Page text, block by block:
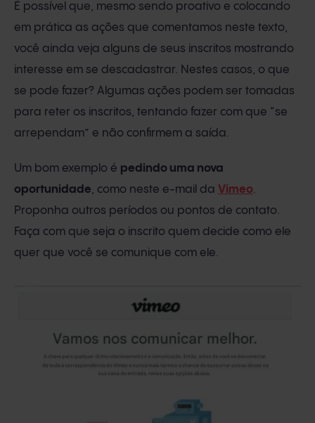
É possível que, mesmo sendo proativo e colocando
em prática as ações que comentamos neste texto,
você ainda veja alguns de seus inscritos mostrando
interesse em se descadastrar. Nestes casos, o que
se pode fazer? Algumas ações podem ser tomadas
para reter os inscritos, tentando fazer com que “se
arrependam” e não confirmem a saída.
Um bom exemplo é pedindo uma nova
oportunidade, como neste e-mail da Vimeo.
Proponha outros períodos ou pontos de contato.
Faça com que seja o inscrito quem decide como ele
quer que você se comunique com ele.